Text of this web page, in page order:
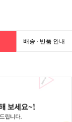
배송 · 반품 안내